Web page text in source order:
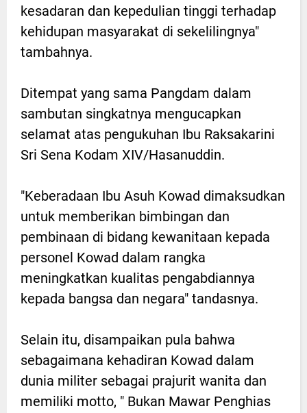
kesadaran dan kepedulian tinggi terhadap
kehidupan masyarakat di sekelilingnya"
tambahnya.
Ditempat yang sama Pangdam dalam
sambutan singkatnya mengucapkan
selamat atas pengukuhan Ibu Raksakarini
Sri Sena Kodam XIV/Hasanuddin.
"Keberadaan Ibu Asuh Kowad dimaksudkan
untuk memberikan bimbingan dan
pembinaan di bidang kewanitaan kepada
personel Kowad dalam rangka
meningkatkan kualitas pengabdiannya
kepada bangsa dan negara" tandasnya.
Selain itu, disampaikan pula bahwa
sebagaimana kehadiran Kowad dalam
dunia militer sebagai prajurit wanita dan
memiliki motto, " Bukan Mawar Penghias